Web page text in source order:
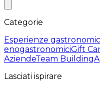
Categorie
Esperienze
enogastronomiciGift
AziendeTeam Building
Lasciati ispirare